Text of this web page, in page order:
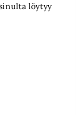
löytyy